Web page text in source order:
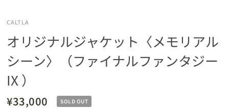
CALTLA
オリジナルジャケット〈メモリアル
シーン〉（ファイナルファンタジー
IX ）
¥33,000 SOLD OUT